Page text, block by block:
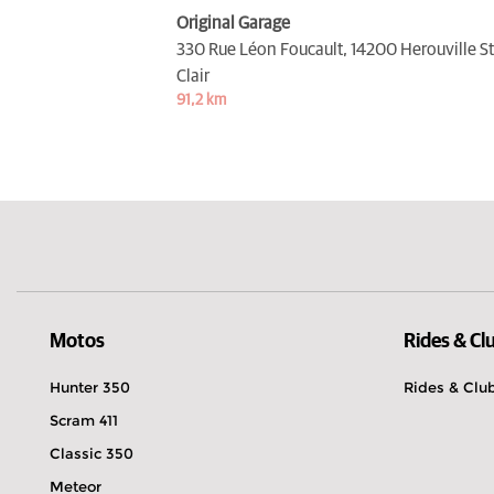
Original Garage
330 Rue Léon Foucault, 14200 Herouville St
Clair
91,2 km
Motos
Hunter 350
Scram 411
Classic 350
Meteor
Rides &
Rides &